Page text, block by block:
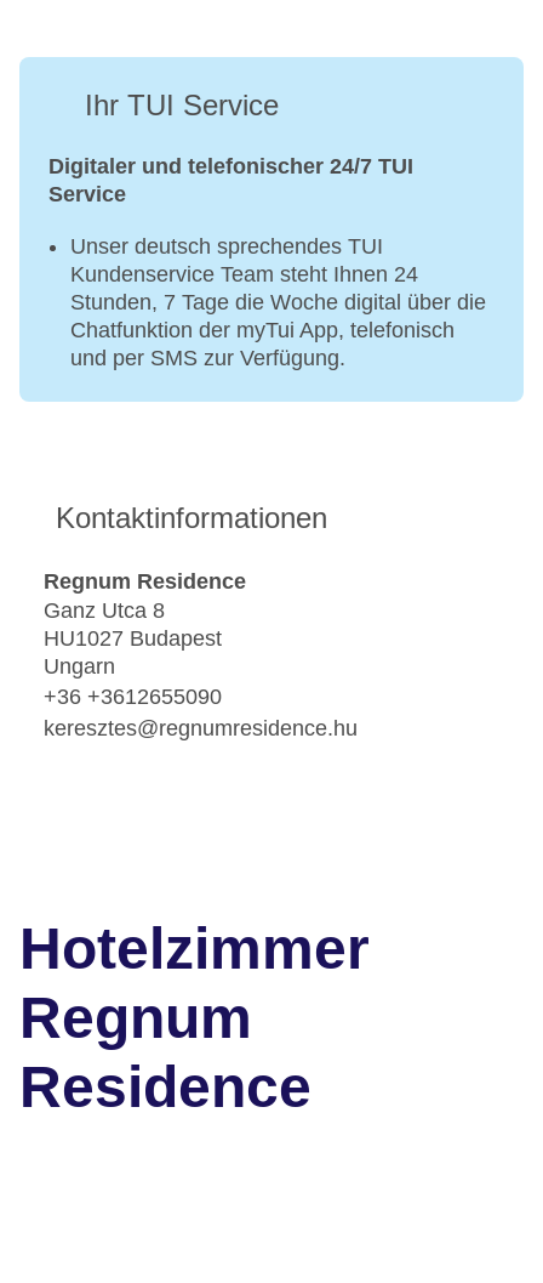
Ihr TUI Service
Digitaler und telefonischer 24/7 TUI
Service
Unser deutsch sprechendes TUI
Kundenservice Team steht Ihnen 24
Stunden, 7 Tage die Woche digital über die
Chatfunktion der myTui App, telefonisch
und per SMS zur Verfügung.
Kontaktinformationen
Regnum Residence
Ganz Utca 8
HU1027 Budapest
Ungarn
+36 +3612655090
keresztes@regnumresidence.hu
Hotelzimmer
Regnum
Residence